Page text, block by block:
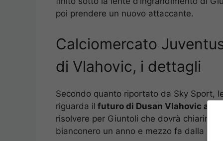
poi prendere un nuovo attaccante.
Calciomercato
di Vlahovic, i dettagli
Secondo quanto riportato da Sky Sport,
riguarda il futuro di Dusan Vlahovic alla
risolvere per Giuntoli che dovrà chiarire
bianconero un anno e mezzo fa dalla